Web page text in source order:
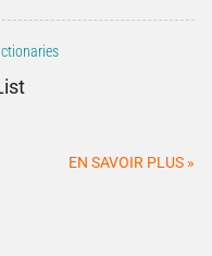
EN SAVOIR PLUS »